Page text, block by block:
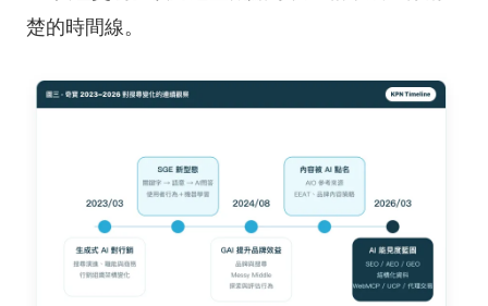
楚的時間線。